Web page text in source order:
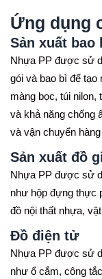
Ứng dụng
Sản xuất bao
Nhựa PP được sử
gói và bao bì để tạo
màng bọc, túi
và khả năng chống
và vận chuyển hàng
Sản xuất đồ
Nhựa PP được sử
như hộp đựng thực
đồ nội thất nhựa,
Đồ điện tử
Nhựa PP được sử
như ổ cắm, công